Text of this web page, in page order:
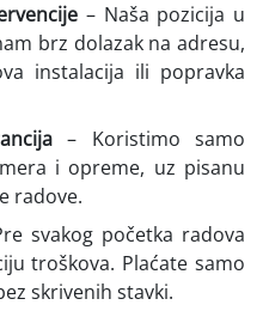
– Naša pozicija u
brz dolazak na adresu,
instalacija ili popravka
– Koristimo samo
i opreme, uz pisanu
radove.
svakog početka radova
troškova. Plaćate samo
skrivenih stavki.